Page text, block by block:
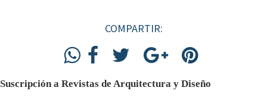
COMPARTIR:
Suscripción a Revistas de Arquitectura y Diseño